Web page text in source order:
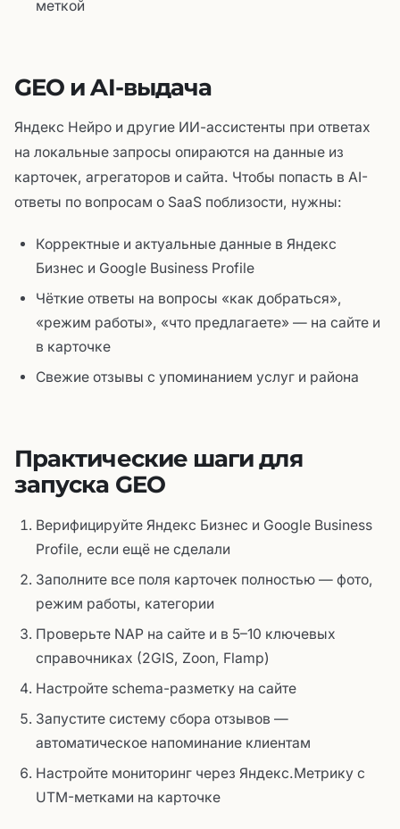
меткой
GEO и AI-выдача
Яндекс Нейро и другие ИИ-ассистенты при ответах
на локальные запросы опираются на данные из
карточек, агрегаторов и сайта. Чтобы попасть в AI-
ответы по вопросам о SaaS поблизости, нужны:
Корректные и актуальные данные в Яндекс
Бизнес и Google Business Profile
Чёткие ответы на вопросы «как добраться»,
«режим работы», «что предлагаете» — на сайте и
в карточке
Свежие отзывы с упоминанием услуг и района
Практические шаги для
запуска GEO
Верифицируйте Яндекс Бизнес и Google Business
Profile, если ещё не сделали
Заполните все поля карточек полностью — фото,
режим работы, категории
Проверьте NAP на сайте и в 5–10 ключевых
справочниках (2GIS, Zoon, Flamp)
Настройте schema-разметку на сайте
Запустите систему сбора отзывов —
автоматическое напоминание клиентам
Настройте мониторинг через Яндекс.Метрику с
UTM-метками на карточке